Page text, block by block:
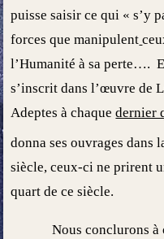
puisse saisir ce qui « s’y
forces que manipulent
l’Humanité à sa perte….
s’inscrit dans l’œuvre de
Adeptes à chaquedernier
donna ses ouvrages dans
siècle, ceux-ci ne prirent
quart de ce siècle.
Nous conclurons à